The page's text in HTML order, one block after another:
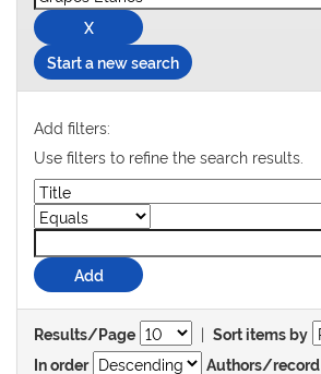
Start a new search
Add filters:
Use filters to refine the search results.
Results/Page | Sort items by
In order
Authors/record